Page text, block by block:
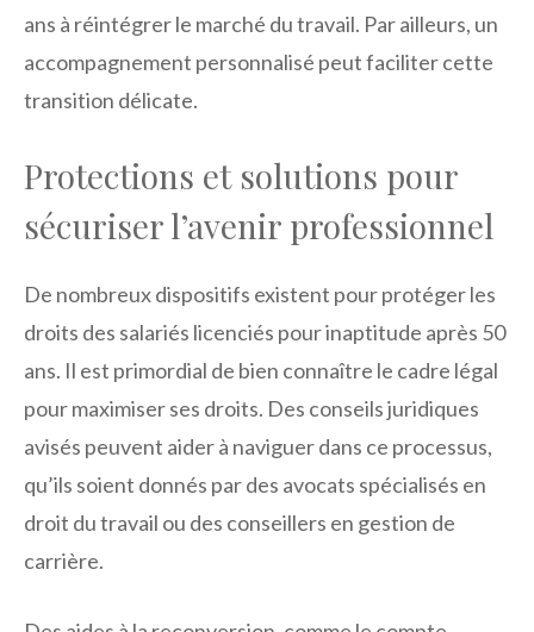
ans à réintégrer le marché du travail. Par ailleurs, un
accompagnement personnalisé peut faciliter cette
transition délicate.
Protections et solutions pour
sécuriser l’avenir professionnel
De nombreux dispositifs existent pour protéger les
droits des salariés licenciés pour inaptitude après 50
ans. Il est primordial de bien connaître le cadre légal
pour maximiser ses droits. Des conseils juridiques
avisés peuvent aider à naviguer dans ce processus,
qu’ils soient donnés par des avocats spécialisés en
droit du travail ou des conseillers en gestion de
carrière.